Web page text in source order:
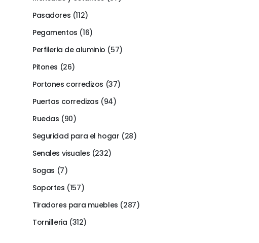
Pasadores (112)
Pegamentos (16)
Perfileria de aluminio (57)
Pitones (26)
Portones corredizos (37)
Puertas corredizas (94)
Ruedas (90)
Seguridad para el hogar (28)
Senales visuales (232)
Sogas (7)
Soportes (157)
Tiradores para muebles (287)
Tornilleria (312)